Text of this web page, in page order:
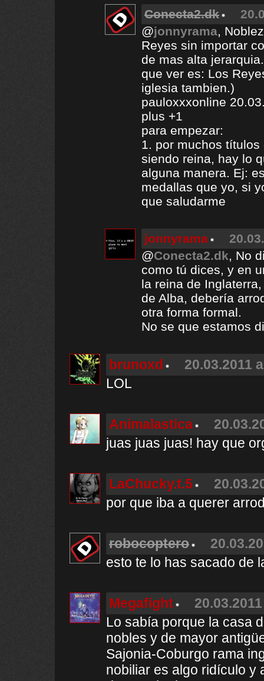
Conecta2.dk
@jonnyrama,
Reyes sin importar
de mas alta
que ver es: Los
iglesia tambien.)
pauloxxxonline
plus +1
para empezar:
1. por muchos
siendo reina, hay lo
alguna manera. Ej:
medallas que yo, si
que saludarme
jonnyrama
@Conecta2.dk, No
como tú dices, y en
la reina de
de Alba, debería
otra forma formal.
No se que estamos
brunoxd
20.03.2011
LOL
Animalastica
juas juas juas! hay que
LaChucky.t.5
por que iba a querer
robocoptero
esto te lo has sacado de
Megafight
Lo sabía porque la casa
nobles y de mayor
Sajonia-Coburgo rama
nobiliar es algo ridículo y